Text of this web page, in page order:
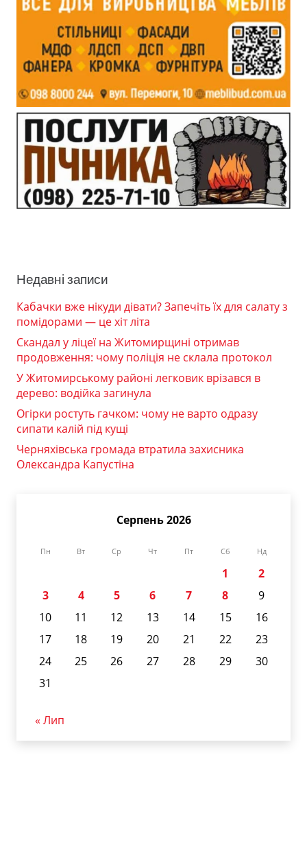
Недавні записи
Кабачки вже нікуди дівати? Запечіть їх для салату з
помідорами — це хіт літа
Скандал у ліцеї на Житомирщині отримав
продовження: чому поліція не склала протокол
У Житомирському районі легковик врізався в
дерево: водійка загинула
Огірки ростуть гачком: чому не варто одразу
сипати калій під кущі
Черняхівська громада втратила захисника
Олександра Капустіна
Серпень 2026
Пн Вт Ср Чт Пт Сб Нд
1
2
3
4 5 6 7 8
9
10
11 12 13 14 15
16
17
18 19 20 21 22
23
24
25 26 27 28 29
30
31
« Лип